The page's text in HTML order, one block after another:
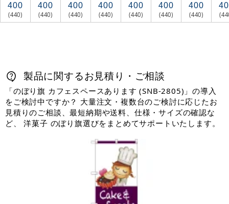
400
(440)
400
(440)
400
(440)
400
(440)
400
(440)
400
(440)
400
(440)
製品に関するお見積り・ご相談
「のぼり旗 カフェスペースあります (SNB-2805)」の導入
をご検討中ですか？ 大量注文・複数台のご検討に応じたお
見積りのご相談、最短納期や送料、仕様・サイズの確認な
ど、 洋菓子 のぼり旗選びをまとめてサポートいたします。